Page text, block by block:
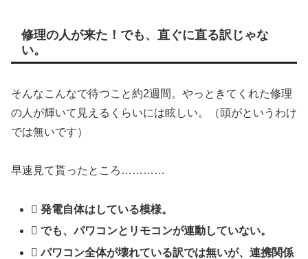
修理の人が来た！でも、直ぐに直る訳じゃな
い。
そんなこんなで待つこと約2週間。やっときてくれた修理
の人が輝いて見えるくらいには眩しい。（頭がというわけ
では無いです）
早速見て貰ったところ…………
発電自体はしている模様。
でも、パワコンとリモコンが連動していない。
パワコン全体が壊れている訳では無いが、連携関係